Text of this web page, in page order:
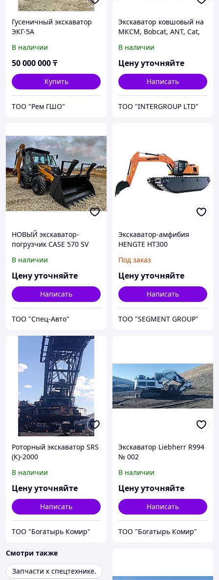
Гусеничный экскаватор
ЭКГ-5А
В наличии
50 000 000₸
Купить
ТОО "Рем ГШО"
Экскаватор ковшовый на
МКСМ, Bobcat, ANT, Cat,
Case Hyundai, Hitachi и
д.р.
В наличии
Цену уточняйте
Написать
ТОО "INTERGROUP LTD"
НОВЫЙ экскаватор-
погрузчик CASE 570 SV
В наличии
Цену уточняйте
Написать
ТОО "Спец-Авто"
Экскаватор-амфибия
HENGTE HT300
Под заказ
Цену уточняйте
Написать
ТОО "SEGMENT GROUP"
Роторный экскаватор SRS
(К)-2000
В наличии
Цену уточняйте
Написать
ТОО "Богатырь Комир"
Экскаватор Liеbherr R994
№ 002
В наличии
Цену уточняйте
Написать
ТОО "Богатырь Комир"
Смотри также
Запчасти к спецтехнике.